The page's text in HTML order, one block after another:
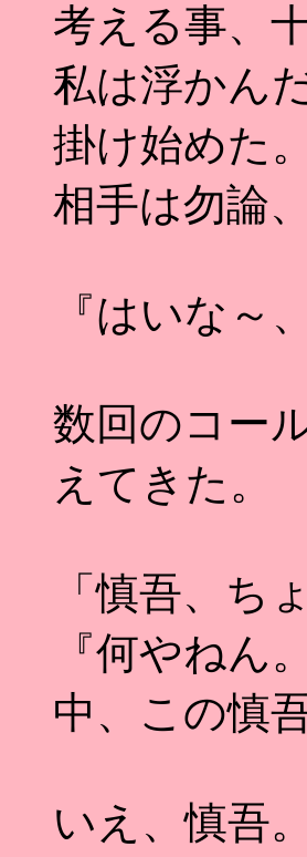
考える事、
私は浮かん
掛け始めた。
相手は勿論
『はいな～
数回のコー
えてきた。
「慎吾、ち
『何やねん
中、この慎
いえ、慎吾